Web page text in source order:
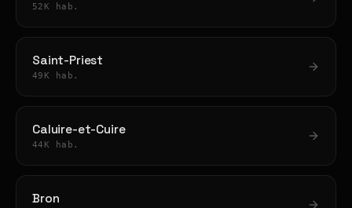
52K hab.
Saint-Priest
49K hab.
Caluire-et-Cuire
44K hab.
Bron